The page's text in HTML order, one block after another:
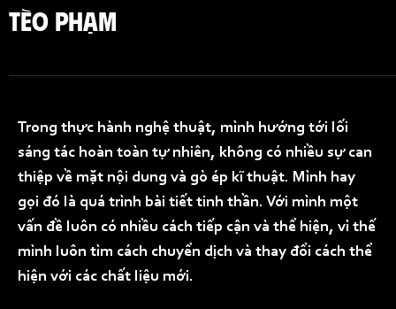
TÈO PHẠM
Trong thực hành nghệ thuật, mình hướng tới lối
sáng tác hoàn toàn tự nhiên, không có nhiều sự can
thiệp về mặt nội dung và gò ép kĩ thuật. Mình hay
gọi đó là quá trình bài tiết tinh thần. Với mình một
vấn đề luôn có nhiều cách tiếp cận và thể hiện, vì thế
mình luôn tìm cách chuyển dịch và thay đổi cách thể
hiện với các chất liệu mới.